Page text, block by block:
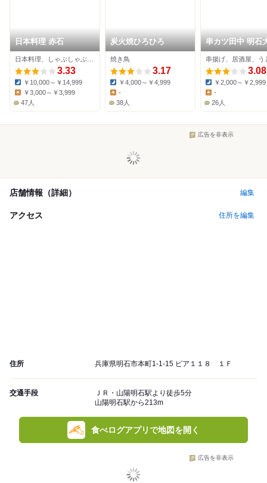
日本料理 赤石
3.33
Dinner:
￥10,000～￥14,999
Lunch:
￥3,000～￥3,999
47人
炭火焼ひろひろ
焼き鳥
3.17
Dinner:
￥4,000～￥4,999
Lunch:
-
38人
串カツ田中 明石
保店
串揚げ、居酒屋、う
3.08
Dinner:
￥2,000～￥2,999
Lunch:
-
26人
広告を非表示
店舗情報（詳細） 編集
アクセス 住所を編集
住所 兵庫県明石市本町1-1-15 ピア１１８ １Ｆ
交通手段
ＪＲ・山陽明石駅より徒歩5分
山陽明石駅から213m
食べログアプリで地図を開く
広告を非表示